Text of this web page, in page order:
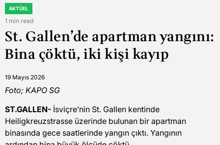
POSTED
IN
AKTÜEL
Estimated
read
time
1 min read
St. Gallen’de apartman yangını:
Bina çöktü, iki kişi kayıp
19 Mayıs 2026
Foto; KAPO SG
ST.GALLEN- İsviçre’nin St. Gallen kentinde
Heiligkreuzstrasse üzerinde bulunan bir apartman
binasında gece saatlerinde yangın çıktı. Yangının